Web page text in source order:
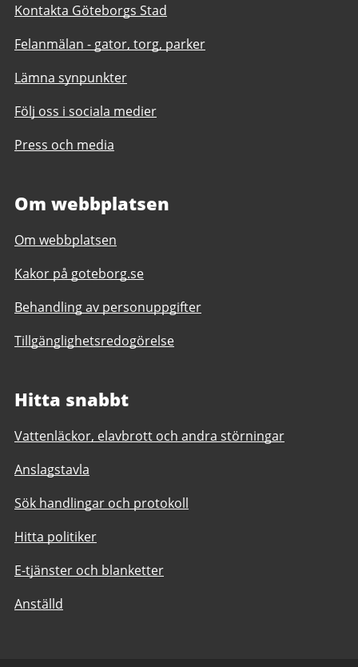
Kontakta Göteborgs Stad
Felanmälan - gator, torg, parker
Lämna synpunkter
Följ oss i sociala medier
Press och media
Om webbplatsen
Om webbplatsen
Kakor på goteborg.se
Behandling av personuppgifter
Tillgänglighetsredogörelse
Hitta snabbt
Vattenläckor, elavbrott och andra störningar
Anslagstavla
Sök handlingar och protokoll
Hitta politiker
E-tjänster och blanketter
Anställd